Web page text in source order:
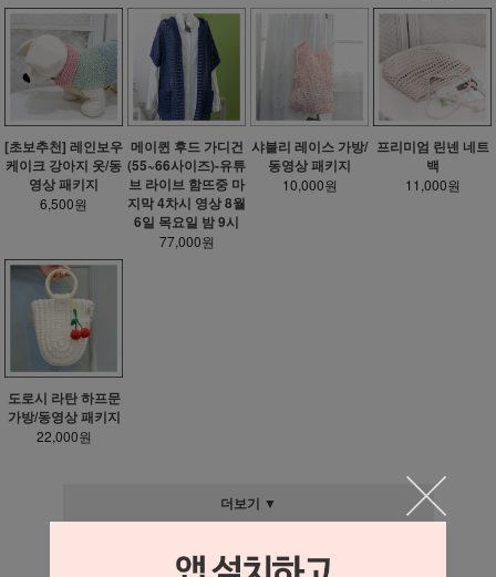
[초보추천] 레인보우
케이크 강아지 옷/동
영상 패키지
6,500원
메이퀸 후드 가디건
(55~66사이즈)-유튜
브 라이브 함뜨중 마
지막 4차시 영상 8월
6일 목요일 밤 9시
77,000원
샤블리 레이스 가방/
동영상 패키지
10,000원
프리미엄 린넨 네트
백
11,000원
도로시 라탄 하프문
가방/동영상 패키지
22,000원
더보기 ▼